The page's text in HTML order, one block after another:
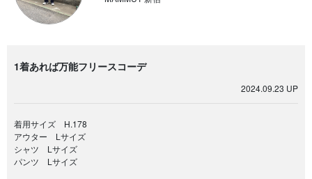
1着あれば万能フリースコーデ
2024.09.23 UP
着用サイズ H.178
アウター Lサイズ
シャツ Lサイズ
パンツ Lサイズ